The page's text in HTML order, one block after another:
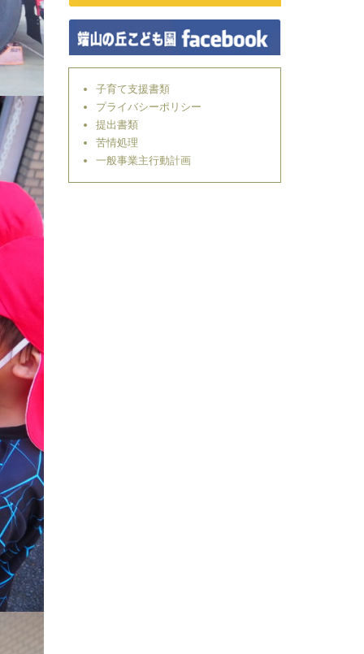
子育て支援書類
プライバシーポリシー
提出書類
苦情処理
一般事業主行動計画